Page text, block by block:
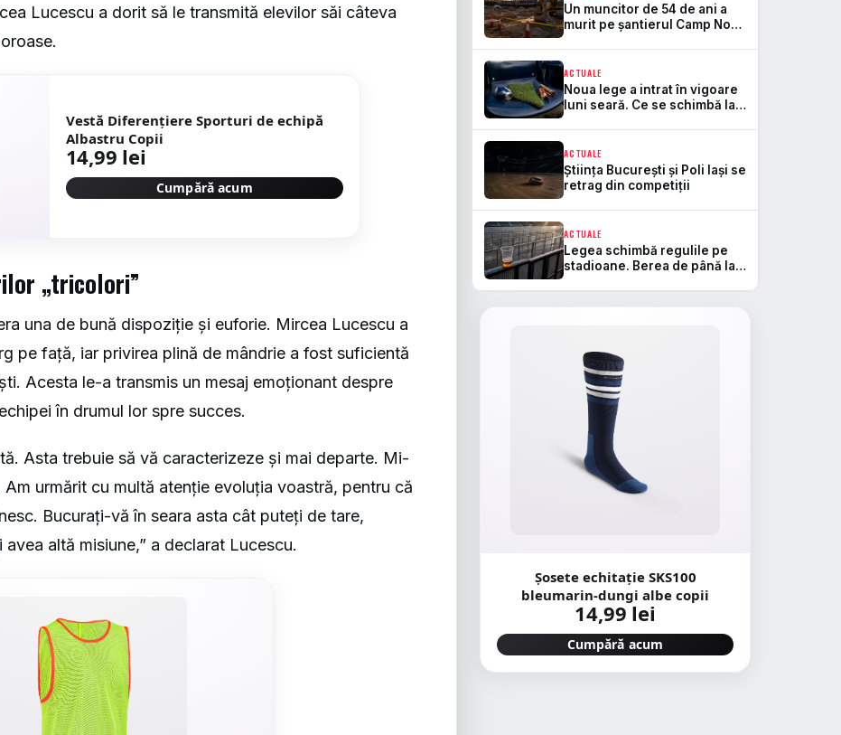
Lucescu a dorit să le transmită elevilor săi câteva
Vestă Diferențiere Sporturi de echipă
Albastru Copii
14,99 lei
Cumpără acum
„tricolori”
una de bună dispoziție și euforie. Mircea Lucescu a
pe față, iar privirea plină de mândrie a fost suficientă
Acesta le-a transmis un mesaj emoționant despre
în drumul lor spre succes.
Asta trebuie să vă caracterizeze și mai departe. Mi-
urmărit cu multă atenție evoluția voastră, pentru că
Bucurați-vă în seara asta cât puteți de tare,
altă misiune,” a declarat Lucescu.
Un muncitor de 54 de ani a
murit pe șantierul Camp Nou.
de la startul lucrărilor
ACTUALE
Noua lege a intrat în vigoare
luni seară. Ce se schimbă la
stadioane
ACTUALE
Știința București și Poli Iași se
retrag din competiții
ACTUALE
Legea schimbă regulile pe
stadioane. Berea de până la
Șosete echitație SKS100
bleumarin-dungi albe copii
14,99 lei
Cumpără acum